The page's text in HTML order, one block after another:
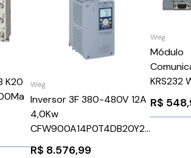
K20
Weg
Inversor 3F 380-480V 12A
4,0Kw
CFW900A14P0T4DB20Y2B
Weg 1338358
R$ 8.576,99
Weg
Módulo
KRS232
R$